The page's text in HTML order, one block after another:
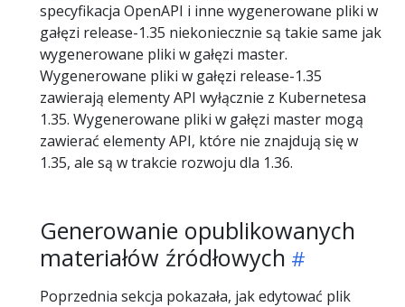
specyfikacja OpenAPI i inne wygenerowane pliki w
gałęzi release-1.35 niekoniecznie są takie same jak
wygenerowane pliki w gałęzi master.
Wygenerowane pliki w gałęzi release-1.35
zawierają elementy API wyłącznie z Kubernetesa
1.35. Wygenerowane pliki w gałęzi master mogą
zawierać elementy API, które nie znajdują się w
1.35, ale są w trakcie rozwoju dla 1.36.
Generowanie opublikowanych
materiałów źródłowych
Poprzednia sekcja pokazała, jak edytować plik